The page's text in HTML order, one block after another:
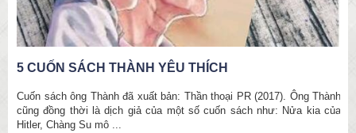
5 CUỐN SÁCH THÀNH YÊU THÍCH
Cuốn sách ông Thành đã xuất bản: Thần thoại PR (2017). Ông Thành
cũng đồng thời là dịch giả của một số cuốn sách như: Nửa kia của
Hitler, Chàng Su mô ...